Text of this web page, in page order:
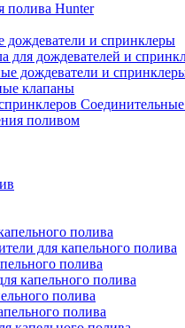
полива Hunter
дождеватели и спринклеры
для дождевателей и
дождеватели и
клапаны
поливом
полива
для капельного полива
полива
капельного полива
полива
полива